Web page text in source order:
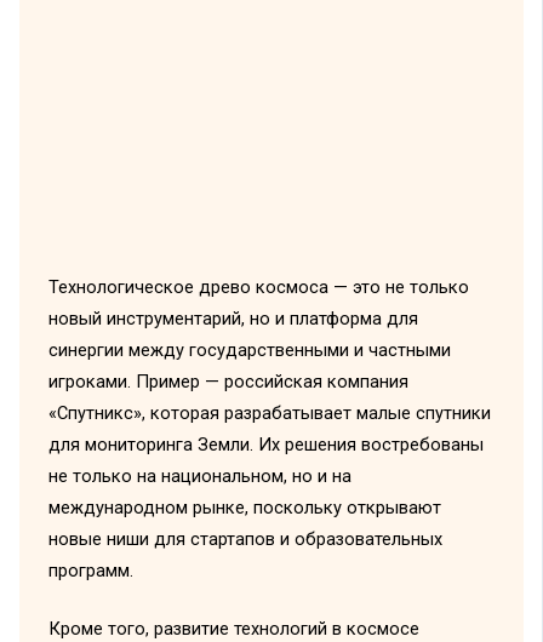
Технологическое древо космоса — это не только
новый инструментарий, но и платформа для
синергии между государственными и частными
игроками. Пример — российская компания
«Спутникс», которая разрабатывает малые спутники
для мониторинга Земли. Их решения востребованы
не только на национальном, но и на
международном рынке, поскольку открывают
новые ниши для стартапов и образовательных
программ.
Кроме того, развитие технологий в космосе